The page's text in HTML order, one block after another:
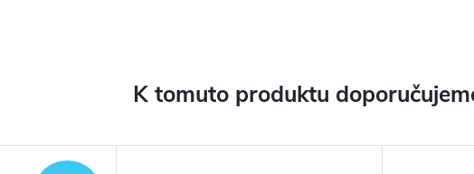
K tomuto produktu